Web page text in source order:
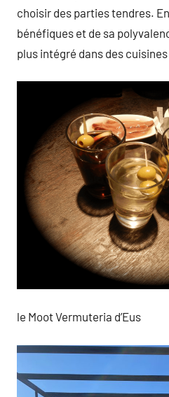
choisir des parties tendres.
bénéfiques et de sa
plus intégré dans des
le Moot Vermuteria d’Eus